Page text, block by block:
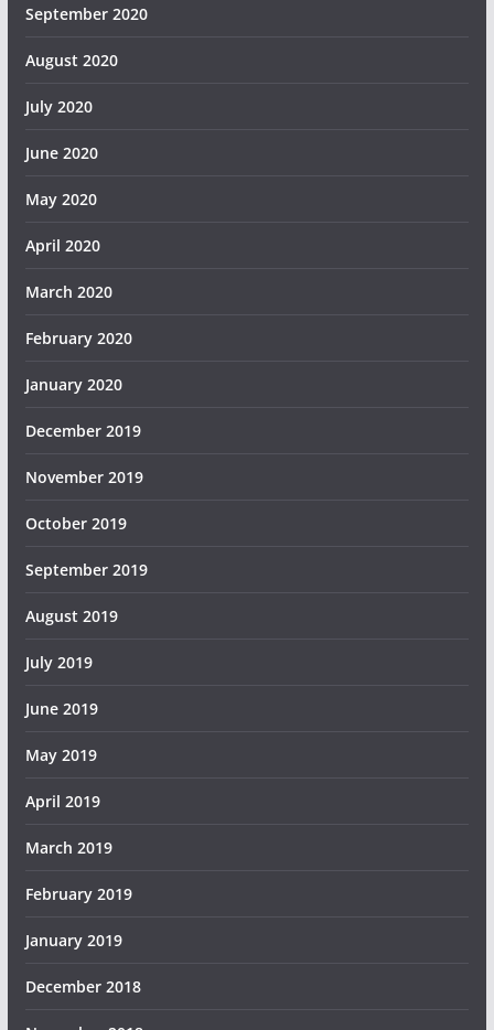
September 2020
August 2020
July 2020
June 2020
May 2020
April 2020
March 2020
February 2020
January 2020
December 2019
November 2019
October 2019
September 2019
August 2019
July 2019
June 2019
May 2019
April 2019
March 2019
February 2019
January 2019
December 2018